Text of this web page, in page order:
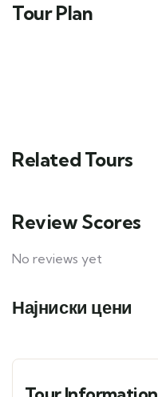
Tour Plan
Related Tours
Review Scores
No reviews yet
Најниски цени